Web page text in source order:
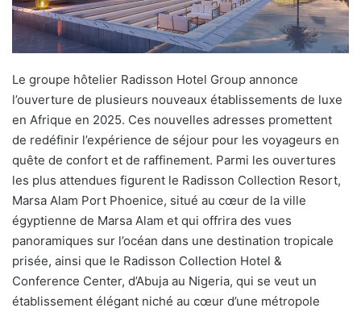
Le groupe hôtelier Radisson Hotel Group annonce
l’ouverture de plusieurs nouveaux établissements de luxe
en Afrique en 2025. Ces nouvelles adresses promettent
de redéfinir l’expérience de séjour pour les voyageurs en
quête de confort et de raffinement. Parmi les ouvertures
les plus attendues figurent le Radisson Collection Resort,
Marsa Alam Port Phoenice, situé au cœur de la ville
égyptienne de Marsa Alam et qui offrira des vues
panoramiques sur l’océan dans une destination tropicale
prisée, ainsi que le Radisson Collection Hotel &
Conference Center, d’Abuja au Nigeria, qui se veut un
établissement élégant niché au cœur d’une métropole